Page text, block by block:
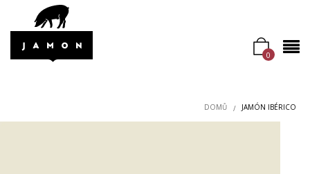
0
DOMŮ JAMÓN IBÉRICO